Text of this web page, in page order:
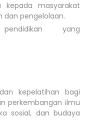
kepada masyarakat
dan pengelolaan.
yang
kepelatihan bagi
perkembangan ilmu
sosial, dan budaya